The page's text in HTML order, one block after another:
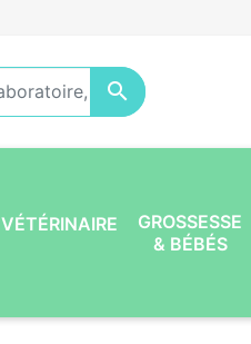

VÉTÉRINAIRE
GROSSESSE
& BÉBÉS